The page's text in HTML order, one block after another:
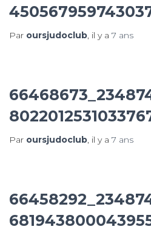
Par oursjudoclub, il y a 7 ans
Par oursjudoclub, il y a 7 ans